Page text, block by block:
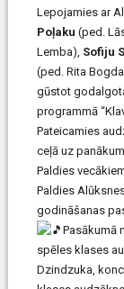
Lepojamies ar
Poļaku (ped.
Lemba), Sofiju
(ped. Rita
gūstot
programmā
Pateicamies
ceļā uz
Paldies
Paldies
godināšanas
Pasākumā
spēles klases
Dzindzuka,